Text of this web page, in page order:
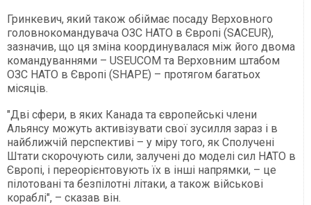
Гринкевич, який також обіймає посаду Верховного
головнокомандувача ОЗС НАТО в Європі (SACEUR),
зазначив, що ця зміна координувалася між його двома
командуваннями – USEUCOM та Верховним штабом
ОЗС НАТО в Європі (SHAPE) – протягом багатьох
місяців.
"Дві сфери, в яких Канада та європейські члени
Альянсу можуть активізувати свої зусилля зараз і в
найближчій перспективі – у міру того, як Сполучені
Штати скорочують сили, залучені до моделі сил НАТО в
Європі, і переорієнтовують їх в інші напрямки, – це
пілотовані та безпілотні літаки, а також військові
кораблі", – сказав він.